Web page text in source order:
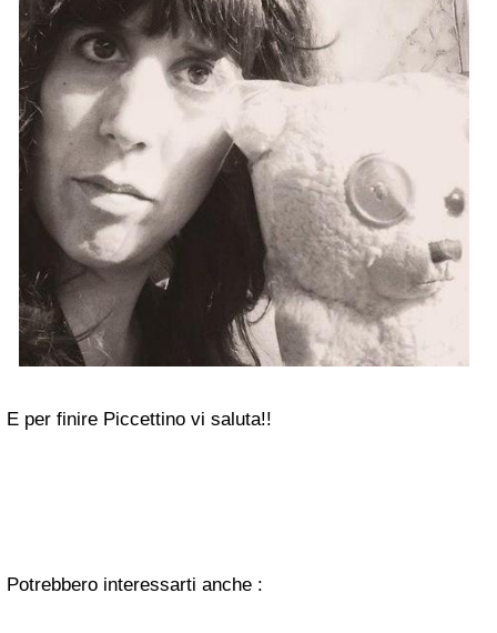
E per finire Piccettino vi saluta!!
Potrebbero interessarti anche :